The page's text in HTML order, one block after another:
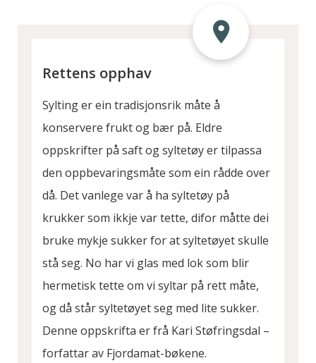
Rettens opphav
Sylting er ein tradisjonsrik måte å
konservere frukt og bær på. Eldre
oppskrifter på saft og syltetøy er tilpassa
den oppbevaringsmåte som ein rådde over
då. Det vanlege var å ha syltetøy på
krukker som ikkje var tette, difor måtte dei
bruke mykje sukker for at syltetøyet skulle
stå seg. No har vi glas med lok som blir
hermetisk tette om vi syltar på rett måte,
og då står syltetøyet seg med lite sukker.
Denne oppskrifta er frå Kari Støfringsdal –
forfattar av Fjordamat-bøkene.